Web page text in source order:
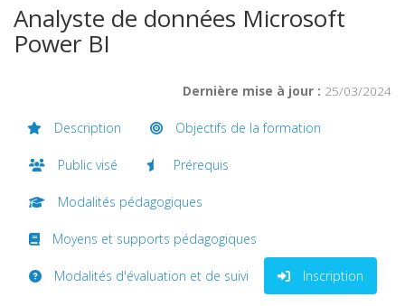
Analyste de données Microsoft
Power BI
Dernière mise à jour : 25/03/2024
Description Objectifs de la formation
Public visé Prérequis
Modalités pédagogiques
Moyens et supports pédagogiques
Modalités d'évaluation et de suivi Inscription